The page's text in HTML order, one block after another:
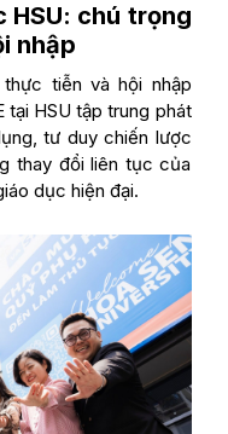
HSU: chú trọng
nhập
tiễn và hội nhập
tại HSU tập trung phát
tư duy chiến lược
thay đổi liên tục của
dục hiện đại.